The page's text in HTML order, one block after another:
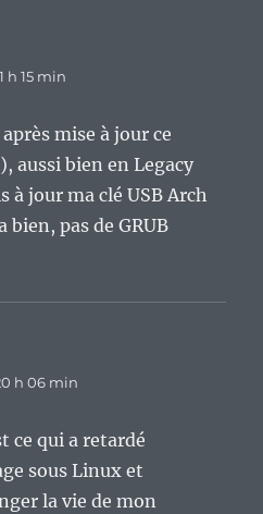
h 15 min
mise à jour ce
aussi bien en Legacy
à jour ma clé USB Arch
bien, pas de GRUB
h 06 min
ce qui a retardé
sous Linux et
la vie de mon